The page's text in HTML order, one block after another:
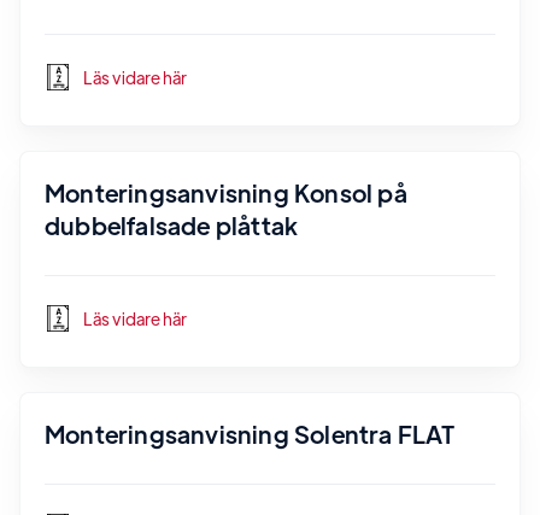
Läs vidare här
Monteringsanvisning Konsol på
dubbelfalsade plåttak
Läs vidare här
Monteringsanvisning Solentra FLAT